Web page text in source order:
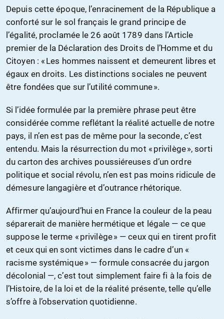
Depuis cette époque, l’enracinement de la République a
conforté sur le sol français le grand principe de
l’égalité, proclamée le 26 août 1789 dans l’Article
premier de la Déclaration des Droits de l’Homme et du
Citoyen : « Les hommes naissent et demeurent libres et
égaux en droits. Les distinctions sociales ne peuvent
être fondées que sur l’utilité commune ».
Si l’idée formulée par la première phrase peut être
considérée comme reflétant la réalité actuelle de notre
pays, il n’en est pas de même pour la seconde, c’est
entendu. Mais la résurrection du mot « privilège », sorti
du carton des archives poussiéreuses d’un ordre
politique et social révolu, n’en est pas moins ridicule de
démesure langagière et d’outrance rhétorique.
Affirmer qu’aujourd’hui en France la couleur de la peau
séparerait de manière hermétique et légale — ce que
suppose le terme « privilège » — ceux qui en tirent profit
et ceux qui en sont victimes dans le cadre d’un «
racisme systémique » — formule consacrée du jargon
décolonial —, c’est tout simplement faire fi à la fois de
l’Histoire, de la loi et de la réalité présente, telle qu’elle
s’offre à l’observation quotidienne.